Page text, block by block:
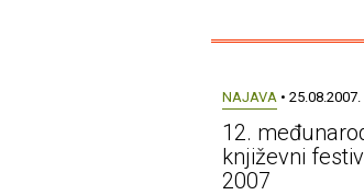
NAJAVA• 25.08.2007.
12.
književni
2007